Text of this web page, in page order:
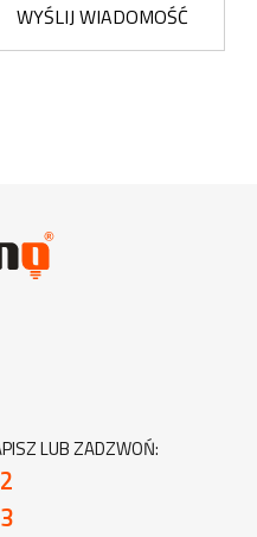
WYŚLIJ WIADOMOŚĆ
LUB ZADZWOŃ: